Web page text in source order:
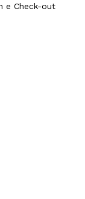
e Check-out